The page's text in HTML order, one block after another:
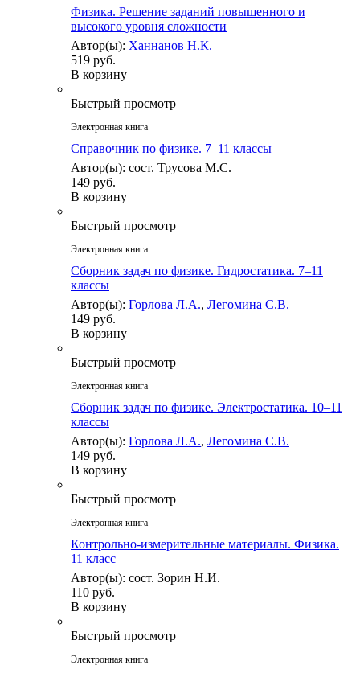
Физика. Решение заданий повышенного и
высокого уровня сложности
Автор(ы): Ханнанов Н.К.
519 руб.
В корзину
Быстрый просмотр
Электронная книга
Справочник по физике. 7–11 классы
Автор(ы): сост. Трусова М.С.
149 руб.
В корзину
Быстрый просмотр
Электронная книга
Сборник задач по физике. Гидростатика. 7–11
классы
Автор(ы): Горлова Л.А., Легомина С.В.
149 руб.
В корзину
Быстрый просмотр
Электронная книга
Сборник задач по физике. Электростатика. 10–11
классы
Автор(ы): Горлова Л.А., Легомина С.В.
149 руб.
В корзину
Быстрый просмотр
Электронная книга
Контрольно-измерительные материалы. Физика.
11 класс
Автор(ы): сост. Зорин Н.И.
110 руб.
В корзину
Быстрый просмотр
Электронная книга